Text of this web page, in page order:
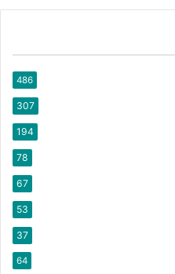
486
307
194
78
67
53
37
64